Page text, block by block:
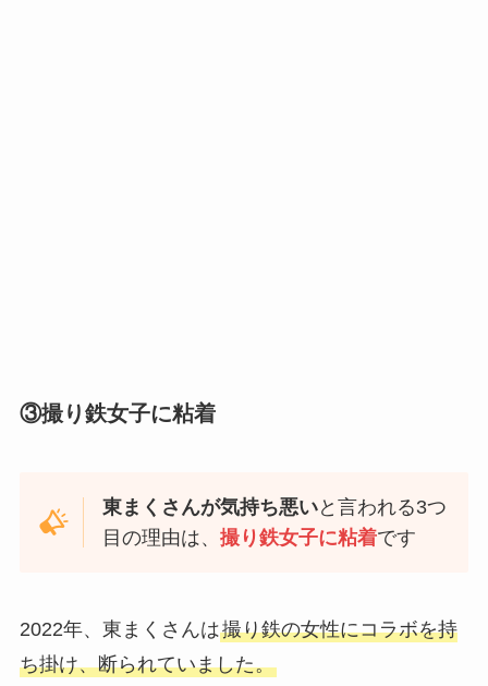
③撮り鉄女子に粘着
東まくさんが気持ち悪いと言われる3つ
目の理由は、撮り鉄女子に粘着です
2022年、東まくさんは撮り鉄の女性にコラボを持
ち掛け、断られていました。